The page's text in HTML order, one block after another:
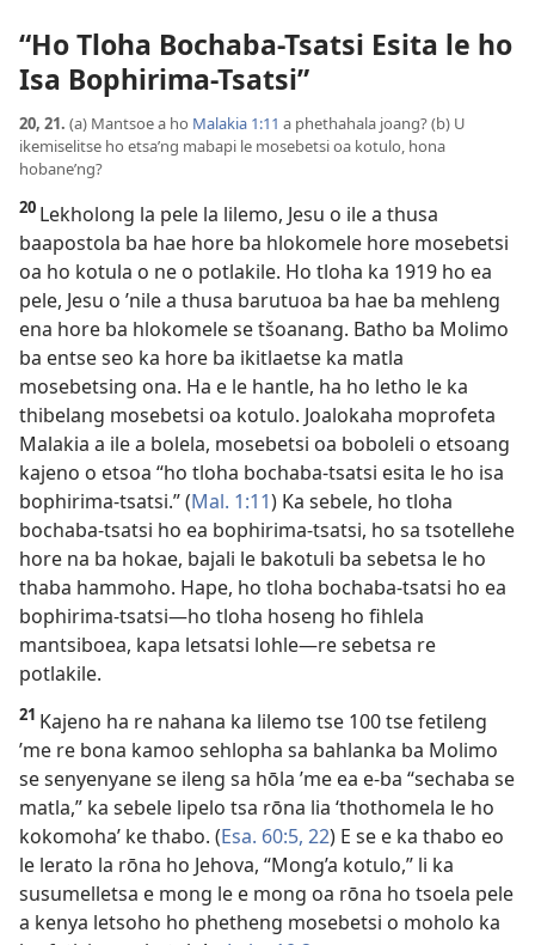
“Ho Tloha Bochaba-Tsatsi Esita le ho
Isa Bophirima-Tsatsi”
20, 21. (a) Mantsoe a ho Malakia 1:11 a phethahala joang? (b) U
ikemiselitse ho etsa’ng mabapi le mosebetsi oa kotulo, hona
hobane’ng?
20 Lekholong la pele la lilemo, Jesu o ile a thusa
baapostola ba hae hore ba hlokomele hore mosebetsi
oa ho kotula o ne o potlakile. Ho tloha ka 1919 ho ea
pele, Jesu o ’nile a thusa barutuoa ba hae ba mehleng
ena hore ba hlokomele se tšoanang. Batho ba Molimo
ba entse seo ka hore ba ikitlaetse ka matla
mosebetsing ona. Ha e le hantle, ha ho letho le ka
thibelang mosebetsi oa kotulo. Joalokaha moprofeta
Malakia a ile a bolela, mosebetsi oa boboleli o etsoang
kajeno o etsoa “ho tloha bochaba-tsatsi esita le ho isa
bophirima-tsatsi.” (Mal. 1:11) Ka sebele, ho tloha
bochaba-tsatsi ho ea bophirima-tsatsi, ho sa tsotellehe
hore na ba hokae, bajali le bakotuli ba sebetsa le ho
thaba hammoho. Hape, ho tloha bochaba-tsatsi ho ea
bophirima-tsatsi—ho tloha hoseng ho fihlela
mantsiboea, kapa letsatsi lohle—re sebetsa re
potlakile.
21 Kajeno ha re nahana ka lilemo tse 100 tse fetileng
’me re bona kamoo sehlopha sa bahlanka ba Molimo
se senyenyane se ileng sa hōla ’me ea e-ba “sechaba se
matla,” ka sebele lipelo tsa rōna lia ‘thothomela le ho
kokomoha’ ke thabo. (Esa. 60:5, 22) E se e ka thabo eo
le lerato la rōna ho Jehova, “Mong’a kotulo,” li ka
susumelletsa e mong le e mong oa rōna ho tsoela pele
a kenya letsoho ho phetheng mosebetsi o moholo ka